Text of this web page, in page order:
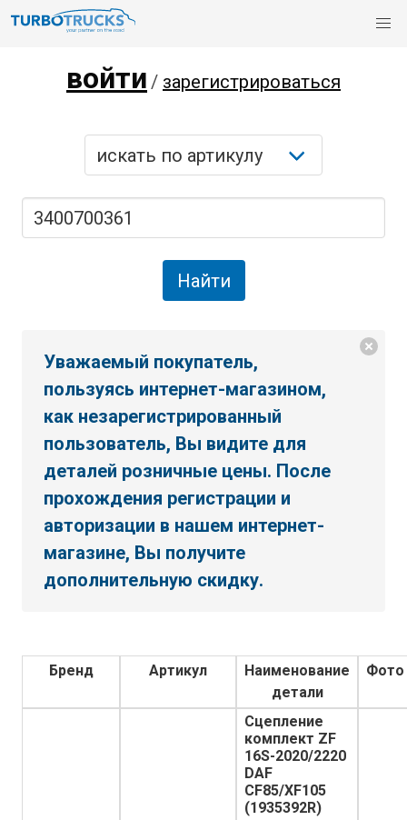
войти / зарегистрироваться
Уважаемый покупатель,
пользуясь интернет-магазином,
как незарегистрированный
пользователь, Вы видите для
деталей розничные цены. После
прохождения регистрации и
авторизации в нашем интернет-
магазине, Вы получите
дополнительную скидку.
Бренд Артикул
Наименование
детали
Фото
Сцепление
комплект ZF
16S-2020/2220
DAF
CF85/XF105
(1935392R)